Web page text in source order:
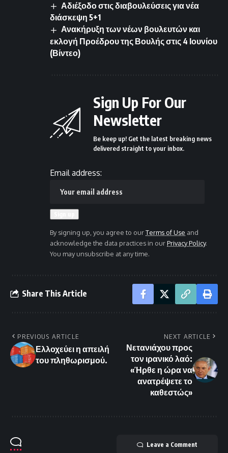
Αδιέξοδο στις διαβουλεύσεις για νέα
διάσκεψη 5+1
Ανακήρυξη των νέων βουλευτών και
εκλογή Προέδρου της Βουλής στις 4 Ιουνίου
(Βίντεο)
Sign Up For Our
Newsletter
Be keep up! Get the latest breaking news
delivered straight to your inbox.
Email address:
By signing up, you agree to ourTerms of Use and
acknowledge the data practices in ourPrivacy Policy.
You may unsubscribe at any time.
Share This Article
PREVIOUS ARTICLE
Ελλοχεύει η απειλή
του πληθωρισμού.
NEXT ARTICLE
Νετανιάχου προς
τον ιρανικό λαό:
«Ήρθε η ώρα να
ανατρέψετε το
καθεστώς»
Leave a Comment